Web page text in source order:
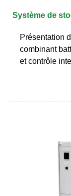
Système de
Présentation
combinant
et contrôle